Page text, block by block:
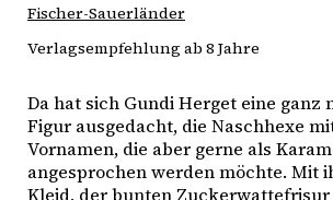
Fischer-Sauerländer
Verlagsempfehlung ab 8 Jahre
Da hat sich Gundi Herget eine ganz
Figur ausgedacht, die Naschhexe
Vornamen, die aber gerne als
angesprochen werden möchte. Mit
Kleid, der bunten